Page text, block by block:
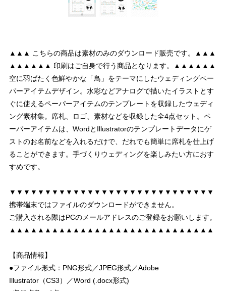
▲▲▲ こちらの商品は素材のみのダウンロード販売です。▲▲▲
▲▲▲▲▲▲ 印刷はご自身で行う商品となります。▲▲▲▲▲▲
空に羽ばたく色鮮やかな「鳥」をテーマにしたウェディングペー
パーアイテムデザイン。水彩などアナログで描いたイラストとす
ぐに使えるペーパーアイテムのテンプレートを収録したウェディ
ング素材集。席札、ロゴ、素材などを収録した全4点セット。ペ
ーパーアイテムは、WordとIllustratorのテンプレートデータにゲ
ストのお名前などを入れるだけで、だれでも簡単に席札を仕上げ
ることができます。手づくりウェディングを楽しみたい方におす
すめです。
▼▼▼▼▼▼▼▼▼▼▼▼▼▼▼▼▼▼▼▼▼▼▼▼▼▼▼▼▼
携帯端末ではファイルのダウンロードができません。
ご購入される際はPCのメールアドレスのご登録をお願いします。
▲▲▲▲▲▲▲▲▲▲▲▲▲▲▲▲▲▲▲▲▲▲▲▲▲▲▲▲▲
【商品情報】
●ファイル形式：PNG形式／JPEG形式／Adobe
Illustrator（CS3）／Word (.docx形式)